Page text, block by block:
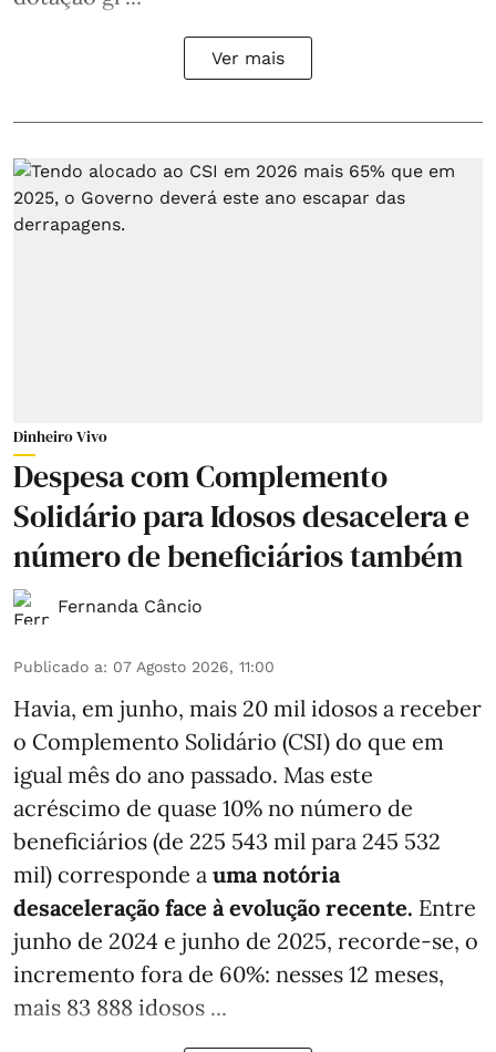
Ver mais
Dinheiro Vivo
Despesa com Complemento
Solidário para Idosos desacelera e
número de beneficiários também
Fernanda Câncio
Publicado a: 07 Agosto 2026, 11:00
Havia, em junho, mais 20 mil idosos a receber
o Complemento Solidário (CSI) do que em
igual mês do ano passado. Mas este
acréscimo de quase 10% no número de
beneficiários (de 225 543 mil para 245 532
mil) corresponde a uma notória
desaceleração face à evolução recente. Entre
junho de 2024 e junho de 2025, recorde-se, o
incremento fora de 60%: nesses 12 meses,
mais 83 888 idosos ...